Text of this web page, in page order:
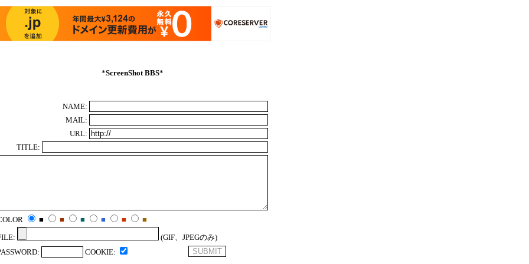
*ScreenShot BBS*
NAME:
MAIL:
URL:
TITLE:
■ ■ ■ ■ ■
■
(GIF、JPEGのみ)
COOKIE: